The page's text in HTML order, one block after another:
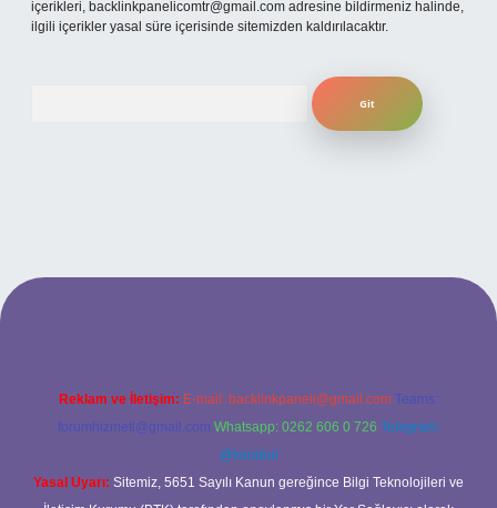
içerikleri, backlinkpanelicomtr@gmail.com adresine bildirmeniz halinde,
ilgili içerikler yasal süre içerisinde sitemizden kaldırılacaktır.
giriş
Reklam ve İletişim: E-mail: backlinkpaneli@gmail.com Teams:
forumhizmeti@gmail.com Whatsapp: 0262 606 0 726 Telegram:
@karabul
Yasal Uyarı: Sitemiz, 5651 Sayılı Kanun gereğince Bilgi Teknolojileri ve